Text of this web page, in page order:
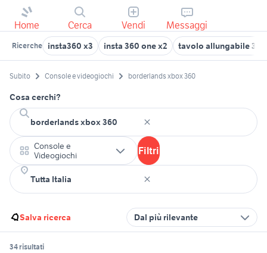
Home Cerca Vendi Messaggi
Ricerche insta360 x3 insta 360 one x2 tavolo allungabile
Subito Console e videogiochi borderlands xbox 360
Cosa cerchi?
Console e
Videogiochi
Filtri
Salva ricerca Dal più rilevante
34 risultati